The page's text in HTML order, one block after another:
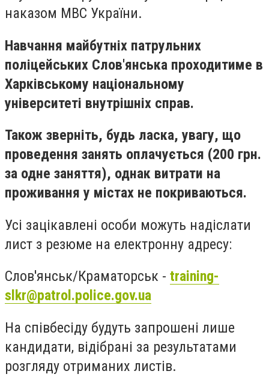
наказом МВС України.
Навчання майбутніх патрульних
поліцейських Слов'янська проходитиме в
Харківському національному
університеті внутрішніх справ.
Також зверніть, будь ласка, увагу, що
проведення занять оплачується (200 грн.
за одне заняття), однак витрати на
проживання у містах не покриваються.
Усі зацікавлені особи можуть надіслати
лист з резюме на електронну адресу:
Слов'янськ/Краматорськ - training-
slkr@patrol.police.gov.ua
На співбесіду будуть запрошені лише
кандидати, відібрані за результатами
розгляду отриманих листів.